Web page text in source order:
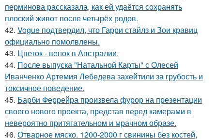
перминова рассказала, как ей удаётся сохранять
плоский живот после четырёх родов.
42. Vogue подтвердил, что Гарри стайлз и Зои кравиц
официально помолвлены.
43. Цветок - венок в Австралии.
44. После выпуска "Натальной Карты" с Олесей
Иванченко Артемия Лебедева захейтили за грубость и
токсичное поведение.
45. Барби Феррейра произвела фурор на презентации
своего нового проекта, представ перед камерами в
невероятно притягательном и мрачном образе.
46. Отварное мяско. 1200-2000 г свинины без костей,